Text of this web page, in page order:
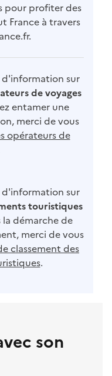
pour profiter des
France à travers
d'information sur
de voyages
entamer une
merci de vous
opérateurs de
d'information sur
touristiques
démarche de
merci de vous
classement des
.
son